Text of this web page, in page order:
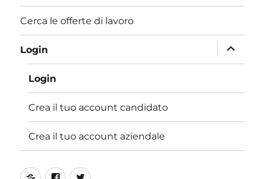
Cerca le offerte di lavoro
Login
apri
i
Login
Crea il tuo account candidato
Crea il tuo account aziendale
OnlineFacebookTwitter